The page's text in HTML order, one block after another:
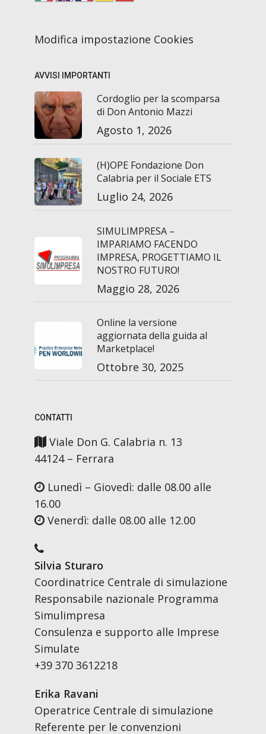
Modifica impostazione Cookies
AVVISI IMPORTANTI
Cordoglio per la scomparsa
di Don Antonio Mazzi
Agosto 1, 2026
(H)OPE Fondazione Don
Calabria per il Sociale ETS
Luglio 24, 2026
SIMULIMPRESA –
IMPARIAMO FACENDO
IMPRESA, PROGETTIAMO IL
NOSTRO FUTURO!
Maggio 28, 2026
Online la versione
aggiornata della guida al
Marketplace!
Ottobre 30, 2025
CONTATTI
Viale Don G. Calabria n. 13
44124 – Ferrara
Lunedì – Giovedì: dalle 08.00 alle
16.00
Venerdì: dalle 08.00 alle 12.00
Silvia Sturaro
Coordinatrice Centrale di simulazione
Responsabile nazionale Programma
Simulimpresa
Consulenza e supporto alle Imprese
Simulate
+39 370 3612218
Erika Ravani
Operatrice Centrale di simulazione
Referente per le convenzioni